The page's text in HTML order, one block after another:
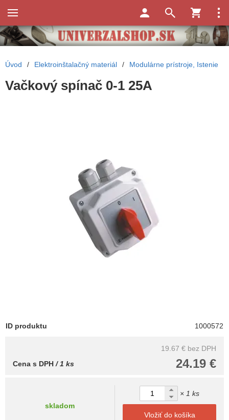
Úvod / Elektroinštalačný materiál / Modulárne prístroje, Istenie
Vačkový spínač 0-1 25A
ID produktu 1000572
19.67 € bez DPH
24.19 €
Cena s DPH/ 1 ks
skladom
× 1 ks
Vložiť do košíka